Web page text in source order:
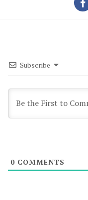
Subscribe
0 COMMENTS